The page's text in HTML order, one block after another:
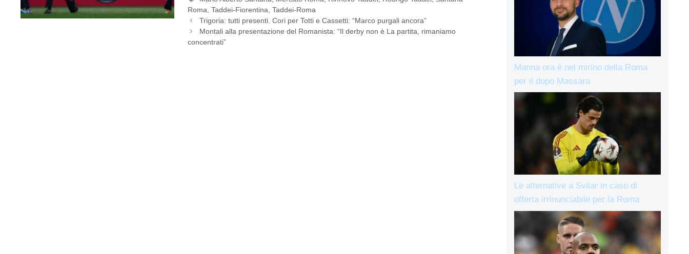
Roma, Taddei-Fiorentina, Taddei-Roma
Trigoria: tutti presenti. Cori per Totti e Cassetti: “Marco purgali ancora”
Montali alla presentazione del Romanista: “Il derby non è La partita, rimaniamo
concentrati”
Manna ora è nel mirino della Roma
per il dopo Massara
Le alternative a Svilar in caso di
offerta irrinunciabile per la Roma